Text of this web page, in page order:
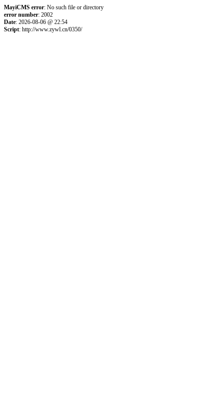
MayiCMS error: No such file or directory
error number: 2002
Date: 2026-08-06 @ 22:54
Script: http://www.zywl.cn/0350/